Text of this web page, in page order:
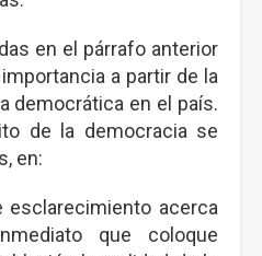
en el párrafo anterior
a partir de la
democrática en el país.
de la democracia se
en:
esclarecimiento acerca
que coloque